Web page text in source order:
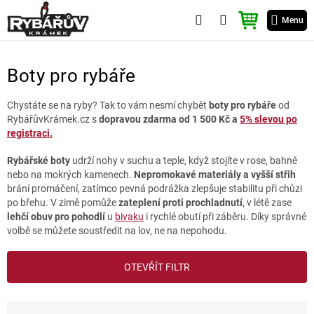
na
obsah
Menu
NÁKUPNÍ
KOŠÍK
Boty pro rybáře
Chystáte se na ryby? Tak to vám nesmí chybět boty pro rybářeod
RybářůvKrámek.cz sdopravou zdarma od 1 500 Kč a 5% slevou po
registraci.
Rybářské boty udrží nohy v suchu a teple, když stojíte v rose, bahně
nebo na mokrých kamenech. Nepromokavé materiály a vyšší střih
brání promáčení, zatímco pevná podrážka zlepšuje stabilitu při chůzi
po břehu. V zimě pomůžezateplení proti prochladnutí, v létě zase
lehčí obuv pro pohodlí u bivaku i rychlé obutí při záběru. Díky správné
volbě se můžete soustředit na lov, ne na nepohodu.
OTEVŘÍT FILTR
V
p